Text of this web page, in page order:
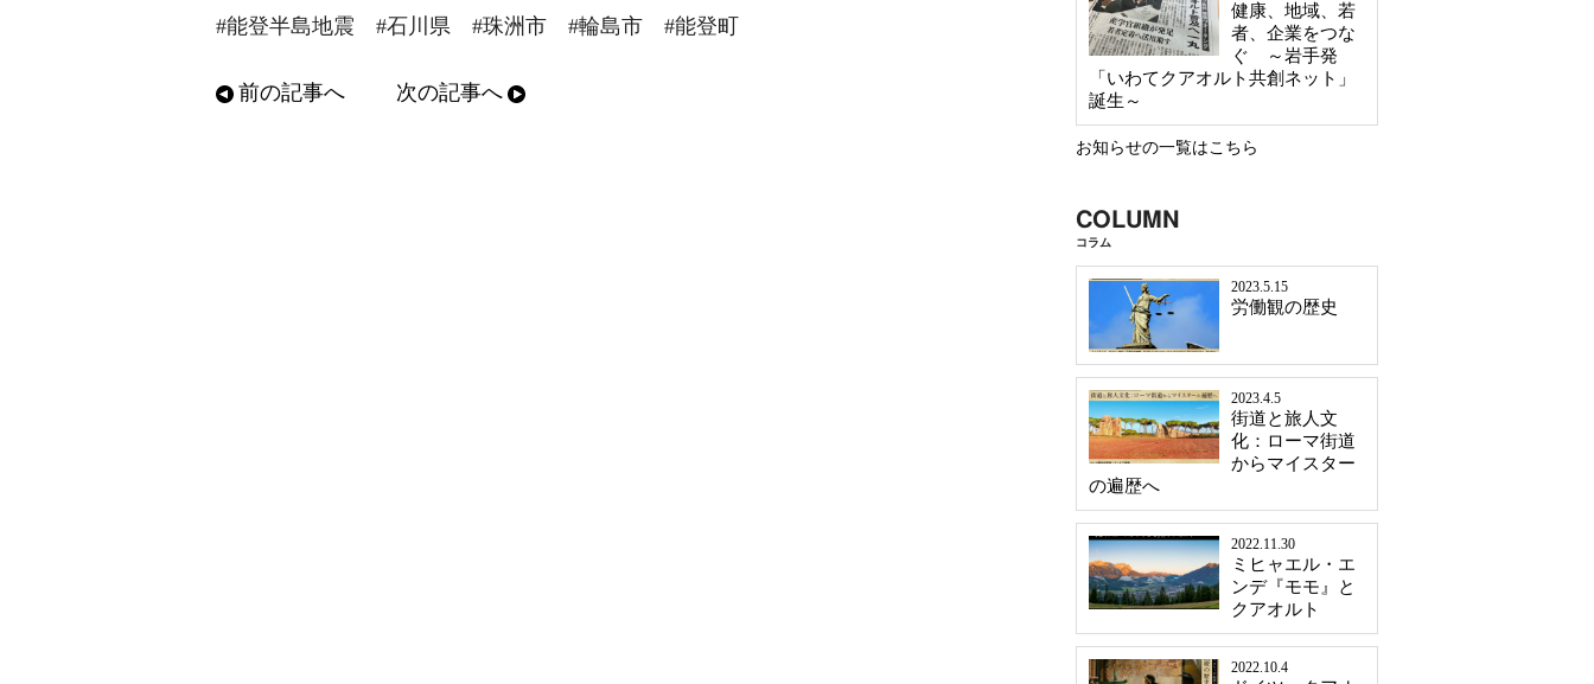
#能登半島地震 #石川県 #珠洲市 #輪島市 #能登町
前の記事へ 次の記事へ
健康、地域、若
者、企業をつな
ぐ ～岩手発
「いわてクアオルト共創ネット」
誕生～
お知らせの一覧はこちら
COLUMN
コラム
2023.5.15
労働観の歴史
2023.4.5
街道と旅人文
化：ローマ街道
からマイスター
の遍歴へ
2022.11.30
ミヒャエル・エ
ンデ『モモ』と
クアオルト
2022.10.4